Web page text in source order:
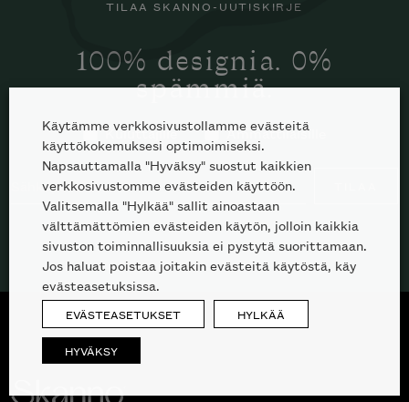
TILAA SKANNO-UUTISKIRJE
100% designia. 0%
spämmiä.
Kuluttajille Ammattilaisille
Käytämme verkkosivustollamme evästeitä
käyttökokemuksesi optimoimiseksi.
Napsauttamalla "Hyväksy" suostut kaikkien
verkkosivustomme evästeiden käyttöön.
Valitsemalla "Hylkää" sallit ainoastaan
välttämättömien evästeiden käytön, jolloin kaikkia
sivuston toiminnallisuuksia ei pystytä suorittamaan.
Jos haluat poistaa joitakin evästeitä käytöstä, käy
evästeasetuksissa.
EVÄSTEASETUKSET HYLKÄÄ
HYVÄKSY